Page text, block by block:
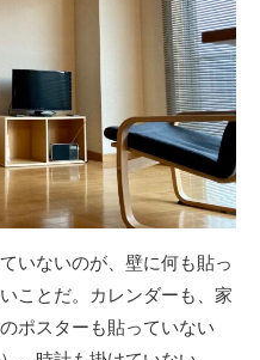
いないのが、壁に何も貼っ
ことだ。カレンダーも、家
ポスターも貼っていない